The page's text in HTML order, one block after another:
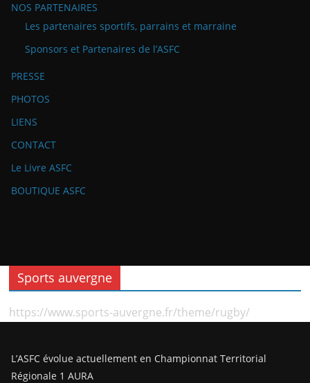
NOS PARTENAIRES
Les partenaires sportifs, parrains et marraine
Sponsors et Partenaires de l’ASFC
PRESSE
PHOTOS
LIENS
CONTACT
Le Livre ASFC
BOUTIQUE ASFC
Sports auvergne
https://www.sports-auvergne.fr/theme/rugby/
L’ASFC évolue actuellement en Championnat Territorial
Régionale 1 AURA